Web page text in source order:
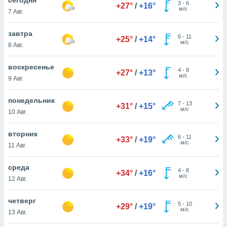
действия
на веб-
основе.
нашей
cookie
в
ВЫ
7 Авг.
+27° / +16° 3- 6
м/с
завтра
8 Авг.
+25° / +14° 6- 11
м/с
воскресенье
9 Авг.
+27° / +13° 4- 8
м/с
понедельник
10 Авг.
+31° / +15° 7- 13
м/с
вторник
11 Авг.
+33° / +19° 6- 11
м/с
среда
12 Авг.
+34° / +16° 4- 8
м/с
четверг
13 Авг.
+29° / +19° 5- 10
м/с